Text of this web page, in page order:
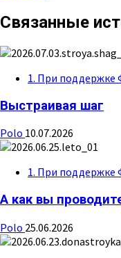
Связанные
1. При поддержке
Выстраивая шаг
Polo 10.07.2026
1. При поддержке
А как вы
Polo 25.06.2026